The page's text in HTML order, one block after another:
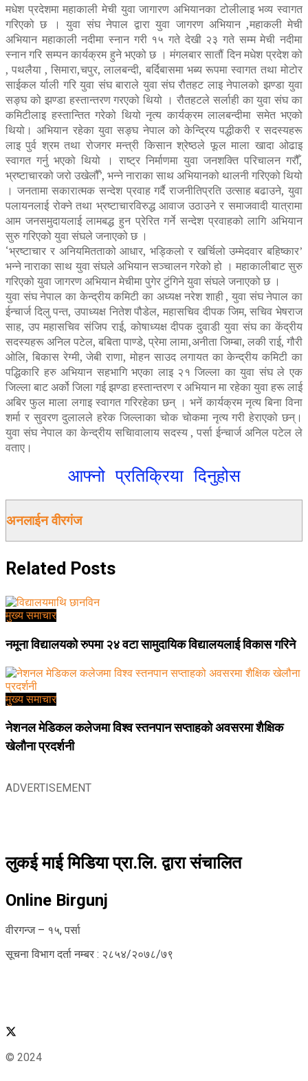
मधेश प्रदेशमा महाकाली मेची युवा जागारण अभियानका टोलीलाइ भव्य स्वागत
गरिएको छ । युवा संघ नेपाल द्वारा युवा जागरण अभियान ,महाकली मेची
अभियान महाकाली नदीमा स्नान गरी १५ गते देखी २३ गते सम्म मेची नदीमा
स्नान गरि सम्पन कार्यक्रम हुने भएको छ । मंगलबार सातौं दिन मधेश प्रदेश को
, पथलैया , सिमारा,चपुर, लालबन्दी, बर्दिबासमा भब्य रूपमा स्वागत तथा मोटोर
साईकल र्याली गरि युवा संघ बाराले युवा संघ रौतहट लाइ नेपालको झण्डा युवा
सङ्घ को झण्डा हस्तान्तरण गरएको थियो । रौतहटले सर्लाही का युवा संघ का
कमिटीलाइ हस्तान्तित गरेको थियो नृत्य कार्यक्रम लालबन्दीमा समेत भएको
थियो। अभियान रहेका युवा सङ्घ नेपाल को केन्द्रिय पद्धीकरी र सदस्यहरू
लाइ पुर्व श्रम तथा रोजगर मन्त्री किसान श्रेष्ठले फूल माला खादा ओढाइ
स्वागत गर्नु भएको थियो । राष्ट्र निर्माणमा युवा जनशक्ति परिचालन गरौँ,
भ्रष्टाचारको जरो उखेलौँ’, भन्ने नाराका साथ अभियानको थालनी गरिएको थियो
। जनतामा सकारात्मक सन्देश प्रवाह गर्दै राजनीतिप्रति उत्साह बढाउने, युवा
पलायनलाई रोक्ने तथा भ्रष्टाचारविरुद्ध आवाज उठाउने र समाजवादी यात्रामा
आम जनसमुदायलाई लामबद्ध हुन प्रेरित गर्ने सन्देश प्रवाहको लागि अभियान
सुरु गरिएको युवा संघले जनाएको छ ।
‘भ्रष्टाचार र अनियमितताको आधार, भड्किलो र खर्चिलो उम्मेदवार बहिष्कार’
भन्ने नाराका साथ युवा संघले अभियान सञ्चालन गरेको हो । महाकालीबाट सुरु
गरिएको युवा जागरण अभियान मेचीमा पुगेर टुंगिने युवा संघले जनाएको छ ।
युवा संघ नेपाल का केन्द्रीय कमिटी का अध्यक्ष नरेश शाही , युवा संघ नेपाल का
ईन्चार्ज दिलु पन्त, उपाध्यक्ष नितेश पौडेल, महासचिव दीपक जिम, सचिव भेषराज
साह, उप महासचिव संजिप राई, कोषाध्यक्ष दीपक दुवाडी युवा संघ का केंद्रीय
सदस्यहरू अनिल पटेल, बबिता पाण्डे, प्रेमा लामा,अनीता जिम्बा, लकी राई, गौरी
ओलि, बिकास रेग्मी, जेबी राणा, मोहन साउद लगायत का केन्द्रीय कमिटी का
पद्धिकारि हरु अभियान सहभागि भएका लाइ २१ जिल्ला का युवा संघ ले एक
जिल्ला बाट अर्को जिला गई झण्डा हस्तान्तरण र अभियान मा रहेका युवा हरू लाई
अबिर फुल माला लगाइ स्वागत गरिरहेका छन् । भनें कार्यक्रम नृत्य बिना विना
शर्मा र सुवरण दुलालले हरेक जिल्लाका चोक चोकमा नृत्य गरी हेराएको छन्।
युवा संघ नेपाल का केन्द्रीय सचिावालाय सदस्य , पर्सा ईन्चार्ज अनिल पटेल ले
वताए।
आफ्नो प्रतिक्रिया दिनुहोस
अनलाईन वीरगंज
Related Posts
मुख्य समाचार
नमूना विद्यालयको रुपमा २४ वटा सामुदायिक विद्यालयलाई विकास गरिने
मुख्य समाचार
नेशनल मेडिकल कलेजमा विश्व स्तनपान सप्ताहको अवसरमा शैक्षिक
खेलौना प्रदर्शनी
ADVERTISEMENT
लुकई माई मिडिया प्रा.लि. द्वारा संचालित
Online Birgunj
वीरगन्ज – १५, पर्सा
सूचना विभाग दर्ता नम्बर : २८५४/२०७८/७९
© 2024